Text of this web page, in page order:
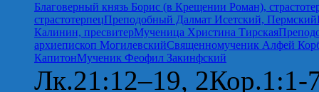
Благоверный князь Борис (в Крещении Роман),
страстотерпецПреподобный Далмат Исетский, Пермский
Калинин, пресвитерМученица Христина Тирская
архиепископ МогилевскийСвященномученик Алфей
КапитонМученик Феофил Закинфский
Лк.21:12–19,